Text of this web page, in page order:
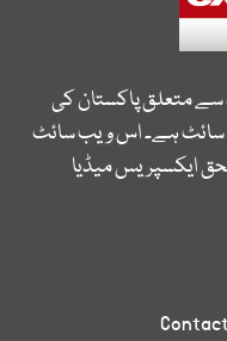
سے متعلق پاکستان کی
سائٹ ہے۔ اس ویب سائٹ
ایکسپریس میڈیا
Contact